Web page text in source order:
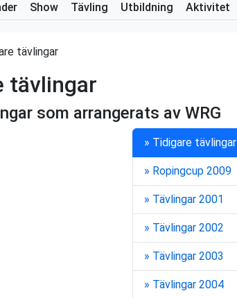
Show Tävling Utbildning Aktivitet
tävlingar
tävlingar
som arrangerats av WRG
» Tidigare tävlingar
» Ropingcup 2009
» Tävlingar 2001
» Tävlingar 2002
» Tävlingar 2003
» Tävlingar 2004